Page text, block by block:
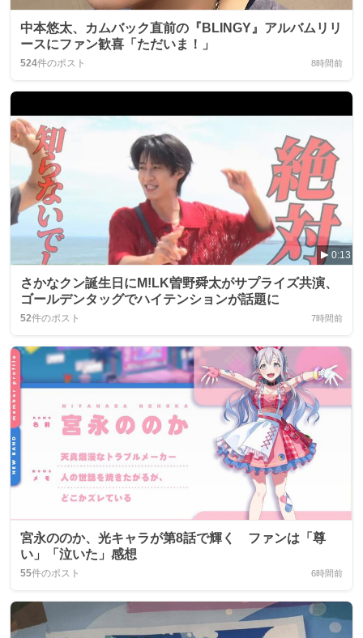
中本悠太、カムバック直前の『BLINGY』アルバムリリ
ースにファン歓喜「ただいま！」
524件のポスト 8時間前
0:13
さかなクン誕生日にM!LK曽野舜太がサプライズ共演、
ゴールデンタッグでハイテンションが話題に
52件のポスト 7時間前
宮永ののか、光キャラが第8話で輝く ファンは「尊
い」「泣いた」感想
55件のポスト 6時間前